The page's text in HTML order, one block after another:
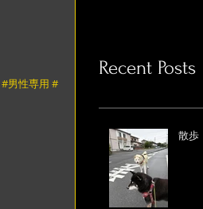
#男性専用 #
Recent Posts
散歩